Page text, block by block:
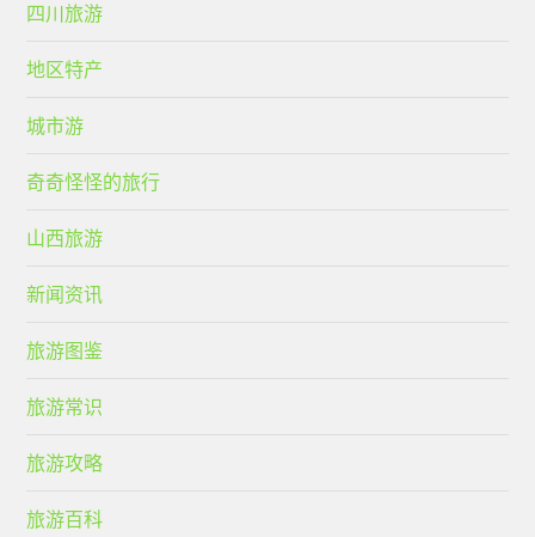
四川旅游
地区特产
城市游
奇奇怪怪的旅行
山西旅游
新闻资讯
旅游图鉴
旅游常识
旅游攻略
旅游百科